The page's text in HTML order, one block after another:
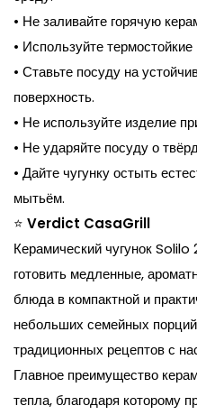
• Не заливайте горячую
• Используйте термостойкие
• Ставьте посуду на
поверхность.
• Не используйте изделие
• Не ударяйте посуду о
• Дайте чугунку остыть
мытьём.
⭐ Verdict CasaGrill
Керамический чугунок Solilo
готовить медленные,
блюда в компактной и
небольших семейных
традиционных рецептов с
Главное преимущество
тепла, благодаря которому